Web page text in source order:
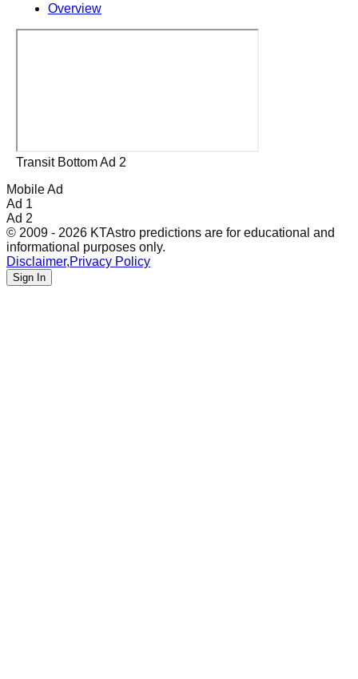
Overview
Transit Bottom Ad 2
Mobile Ad
Ad 1
Ad 2
© 2009 - 2026 KTAstro predictions are for educational and
informational purposes only.
Disclaimer,Privacy Policy
Sign In